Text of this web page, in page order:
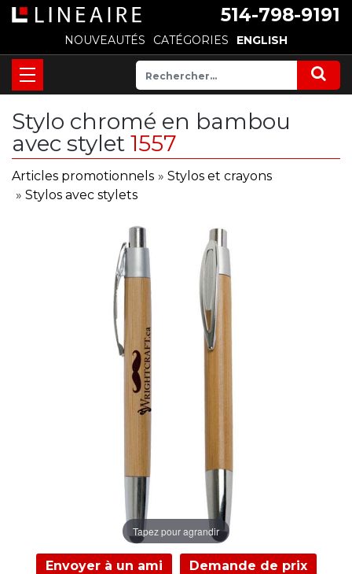
514-798-9191
NOUVEAUTÉS CATÉGORIES ENGLISH
Stylo chromé en bambou
avec stylet 1557
Articles promotionnels » Stylos et crayons
» Stylos avec stylets
Tapez pour agrandir
Envoyer à un ami Demande de prix